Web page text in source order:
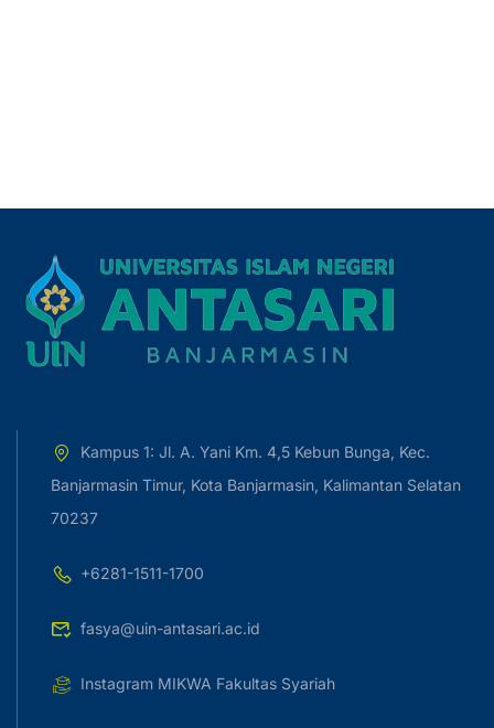
Kampus 1: Jl. A. Yani Km. 4,5 Kebun Bunga, Kec.
Banjarmasin Timur, Kota Banjarmasin, Kalimantan Selatan
70237
+6281-1511-1700
fasya@uin-antasari.ac.id
Instagram MIKWA Fakultas Syariah